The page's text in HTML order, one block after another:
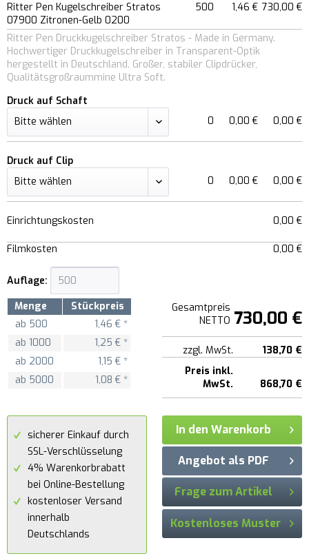
Ritter Pen Kugelschreiber Stratos
07900 Zitronen-Gelb 0200
500 1,46 € 730,00 €
Ritter Pen Druckkugelschreiber Stratos - Made in Germany.
Hochwertiger Druckkugelschreiber in Transparent-Optik
hergestellt in Deutschland. Großer, stabiler Clipdrücker,
Qualitätsgroßraummine Ultra Soft.
Druck auf Schaft
0
0,00 € 0,00 €
Druck auf Clip
0
0,00 € 0,00 €
Einrichtungskosten 0,00 €
Filmkosten 0,00 €
Auflage:
Menge
Stückpreis
ab 500
1,46 € *
ab 1000
1,25 € *
ab 2000
1,15 € *
ab 5000 1,08 € *
Gesamtpreis
NETTO 730,00 €
zzgl. MwSt.
138,70 €
Preis inkl.
MwSt.
868,70 €
sicherer Einkauf durch
SSL-Verschlüsselung
4% Warenkorbrabatt
bei Online-Bestellung
kostenloser Versand
innerhalb
Deutschlands
In den Warenkorb
Angebot als PDF
Frage zum Artikel
Kostenloses Muster